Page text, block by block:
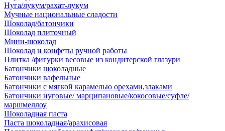
Нуга/лукум/рахат-лукум
Мучные национальные сладости
Шоколад/батончики
Шоколад плиточный
Мини-шоколад
Шоколад и конфеты ручной работы
Плитка /фигурки весовые из кондитерской глазури
Батончики шоколадные
Батончики вафельные
Батончики с мягкой карамелью орехами,злаками
Батончики нуговые/ марципановые/кокосовые/суфле/
маршмеллоу
Шоколадная паста
Паста шоколадная/арахисовая